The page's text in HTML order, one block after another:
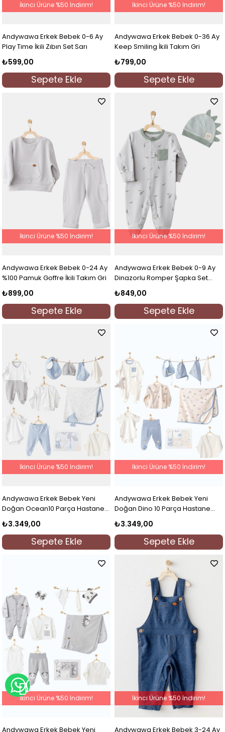
Andywawa Erkek Bebek 0-6 Ay
Play Time İkili Zıbın Set Sarı
₺599,00
Sepete Ekle
İkinci Ürüne %50 İndirim!
Andywawa Erkek Bebek 0-36 Ay
Keep Smiling İkili Takım Gri
₺799,00
Sepete Ekle
İkinci Ürüne %50 İndirim!
Andywawa Erkek Bebek 0-24 Ay
%100 Pamuk Goffre İkili Takım Gri
₺899,00
Sepete Ekle
İkinci Ürüne %50 İndirim!
Andywawa Erkek Bebek 0-9 Ay
Dinazorlu Romper Şapka Set
₺849,00
Sepete Ekle
İkinci Ürüne %50 İndirim!
Andywawa Erkek Bebek Yeni
Doğan Ocean10 Parça Hastane
Çıkışı Beyaz
₺3.349,00
Sepete Ekle
İkinci Ürüne %50 İndirim!
Andywawa Erkek Bebek Yeni
Doğan Dino 10 Parça Hastane
Çıkışı Bej
₺3.349,00
Sepete Ekle
İkinci Ürüne %50 İndirim!
Andywawa Erkek Bebek Yeni
İkinci Ürüne %50 İndirim!
Andywawa Erkek Bebek 3-24 Ay
İkinci Ürüne %50 İndirim!
WHATSAPP İLE BİLGİ AL